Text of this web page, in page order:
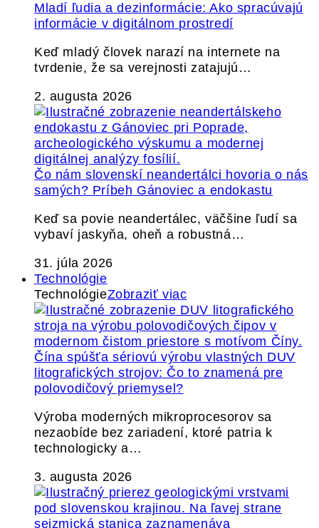
Mladí ľudia a dezinformácie: Ako spracúvajú
informácie v digitálnom prostredí
Keď mladý človek narazí na internete na
tvrdenie, že sa verejnosti zatajujú…
2. augusta 2026
Čo nám slovenskí neandertálci hovoria o nás
samých? Príbeh Gánoviec a endokastu
Keď sa povie neandertálec, väčšine ľudí sa
vybaví jaskyňa, oheň a robustná…
31. júla 2026
Technológie
TechnológieZobraziť viac
Čína spúšťa sériovú výrobu vlastných DUV
litografických strojov: Čo to znamená pre
polovodičový priemysel?
Výroba moderných mikroprocesorov sa
nezaobíde bez zariadení, ktoré patria k
technologicky a…
3. augusta 2026